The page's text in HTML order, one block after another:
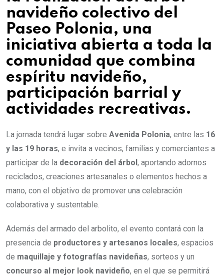
navideño colectivo del
Paseo Polonia, una
iniciativa abierta a toda la
comunidad que combina
espíritu navideño,
participación barrial y
actividades recreativas.
La jornada tendrá lugar sobre Avenida Polonia, entre las 16
y las 19 horas, e invita a vecinos, familias y comerciantes a
participar de la decoración del árbol, aportando adornos
reciclados, creaciones artesanales o elementos hechos a
mano, con el objetivo de promover una celebración
colaborativa y sustentable.
Además del armado del arbolito, el evento contará con la
presencia de productores y artesanos locales, espacios
de maquillaje y fotografías navideñas, sorteos y un
concurso al mejor look navideño, en el que se permitirá